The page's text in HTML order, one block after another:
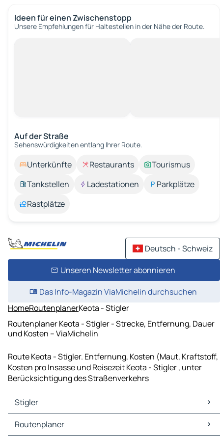
Ideen für einen Zwischenstopp
Unsere Empfehlungen für Haltestellen in der Nähe der Route.
Auf der Straße
Sehenswürdigkeiten entlang Ihrer Route.
Unterkünfte Restaurants
Tourismus
Tankstellen
Ladestationen
Parkplätze
Rastplätze
Deutsch - Schweiz
Unseren Newsletter abonnieren
Das Info-Magazin ViaMichelin durchsuchen
HomeRoutenplanerKeota - Stigler
Routenplaner Keota - Stigler - Strecke, Entfernung, Dauer
und Kosten – ViaMichelin
Route Keota - Stigler. Entfernung, Kosten (Maut, Kraftstoff,
Kosten pro Insasse und Reisezeit Keota - Stigler , unter
Berücksichtigung des Straßenverkehrs
Stigler
Stigler Karten Stadtplan
Stigler Verkehr
Routenplaner